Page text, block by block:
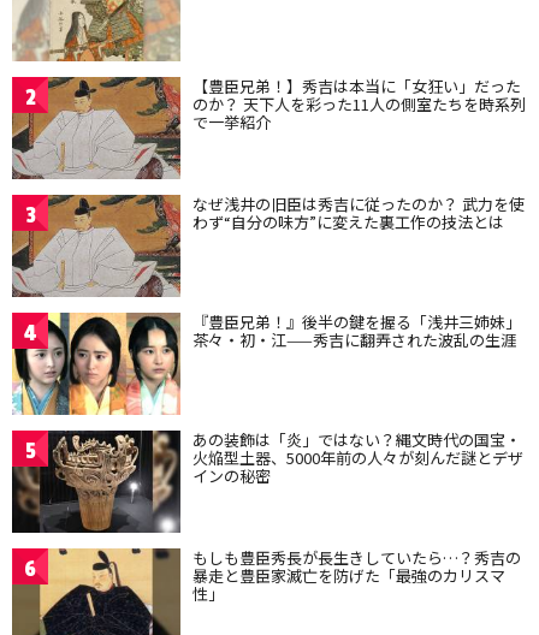
2 【豊臣兄弟！】秀吉は本当に「女狂い」だった
のか？ 天下人を彩った11人の側室たちを時系列
で一挙紹介
3 なぜ浅井の旧臣は秀吉に従ったのか？ 武力を使
わず“自分の味方”に変えた裏工作の技法とは
4 『豊臣兄弟！』後半の鍵を握る「浅井三姉妹」
茶々・初・江——秀吉に翻弄された波乱の生涯
5 あの装飾は「炎」ではない？縄文時代の国宝・
火焔型土器、5000年前の人々が刻んだ謎とデザ
インの秘密
6 もしも豊臣秀長が長生きしていたら…？秀吉の
暴走と豊臣家滅亡を防げた「最強のカリスマ
性」